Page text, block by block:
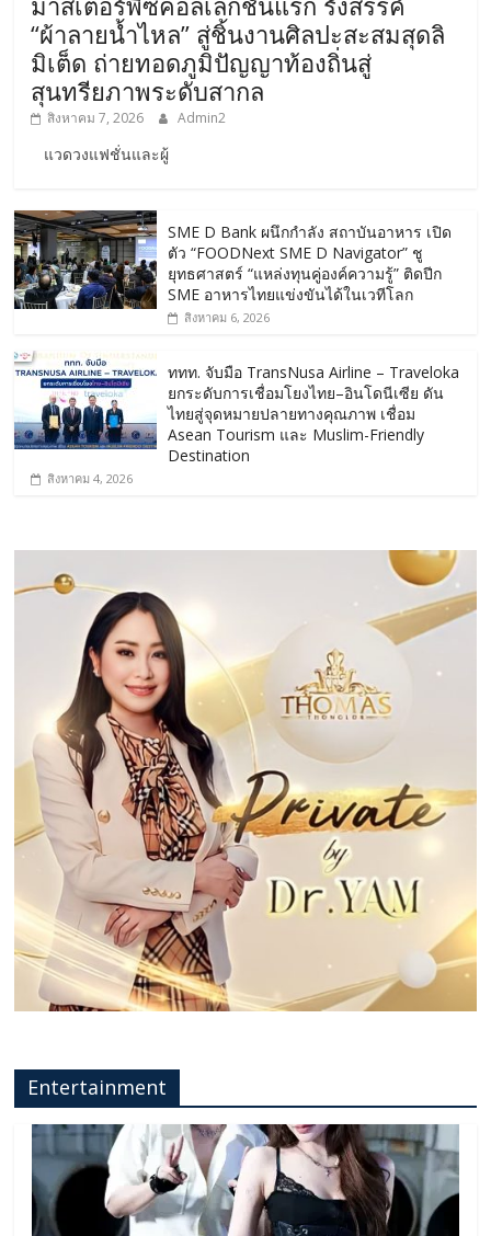
“ผ้าลายน้ำไหล” สู่ชิ้นงานศิลปะสะสมสุดลิ
มิเต็ด ถ่ายทอดภูมิปัญญาท้องถิ่นสู่
สุนทรียภาพระดับสากล
สิงหาคม 7, 2026 Admin2
แวดวงแฟชั่นและผู้
SME D Bank ผนึกกำลัง สถาบันอาหาร เปิด
ตัว “FOODNext SME D Navigator” ชู
ยุทธศาสตร์ “แหล่งทุนคู่องค์ความรู้” ติดปีก
SME อาหารไทยแข่งขันได้ในเวทีโลก
สิงหาคม 6, 2026
ททท. จับมือ TransNusa Airline – Traveloka
ยกระดับการเชื่อมโยงไทย–อินโดนีเซีย ดัน
ไทยสู่จุดหมายปลายทางคุณภาพ เชื่อม
Asean Tourism และ Muslim-Friendly
Destination
สิงหาคม 4, 2026
Entertainment